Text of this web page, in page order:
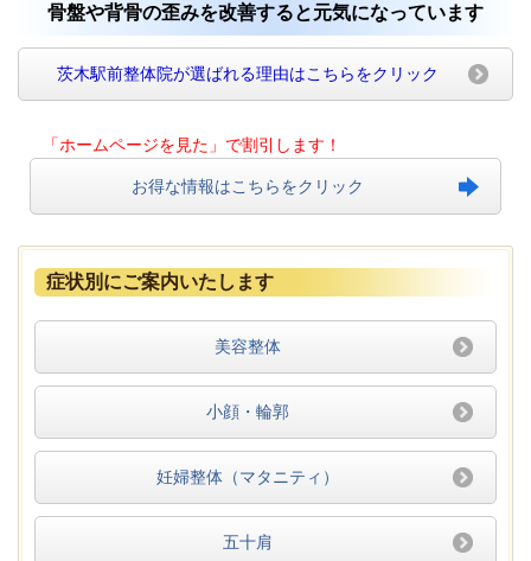
骨盤や背骨の歪みを改善すると元気になっています
茨木駅前整体院が選ばれる理由はこちらをクリック
「ホームページを見た」で割引します！
お得な情報はこちらをクリック
症状別にご案内いたします
美容整体
小顔・輪郭
妊婦整体（マタニティ）
五十肩